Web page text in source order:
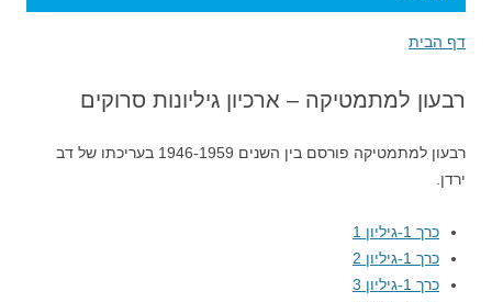
דף הבית
רבעון למתמטיקה – ארכיון גיליונות סרוקים
רבעון למתמטיקה פורסם בין השנים 1946-1959 בעריכתו של דב
ירדן.
כרך 1-גיליון 1
כרך 1-גיליון 2
כרך 1-גיליון 3